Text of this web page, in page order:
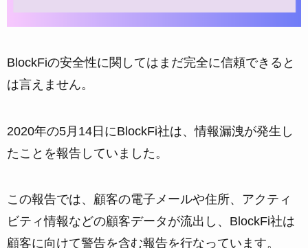
BlockFiの安全性に関してはまだ完全に信頼できると
は言えません。
2020年の5月14日にBlockFi社は、情報漏洩が発生し
たことを報告していました。
この報告では、顧客の電子メールや住所、アクティ
ビティ情報などの顧客データが流出し、BlockFi社は
顧客に向けて警告を含む報告を行なっています。